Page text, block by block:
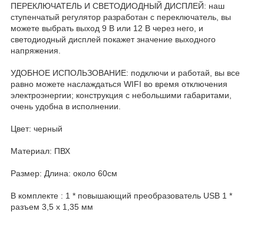
ПЕРЕКЛЮЧАТЕЛЬ И СВЕТОДИОДНЫЙ ДИСПЛЕЙ: наш
ступенчатый регулятор разработан с переключатель, вы
можете выбрать выход 9 В или 12 В через него, и
светодиодный дисплей покажет значение выходного
напряжения.
УДОБНОЕ ИСПОЛЬЗОВАНИЕ: подключи и работай, вы все
равно можете наслаждаться WIFI во время отключения
электроэнергии; конструкция с небольшими габаритами,
очень удобна в исполнении.
Цвет: черный
Материал: ПВХ
Размер: Длина: около 60см
В комплекте : 1 * повышающий преобразователь USB 1 *
разъем 3,5 x 1,35 мм